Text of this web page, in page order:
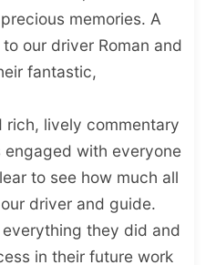
memories. A
our driver Roman and
fantastic,
rich, lively commentary
with everyone
to see how much all
driver and guide.
they did and
in their future work